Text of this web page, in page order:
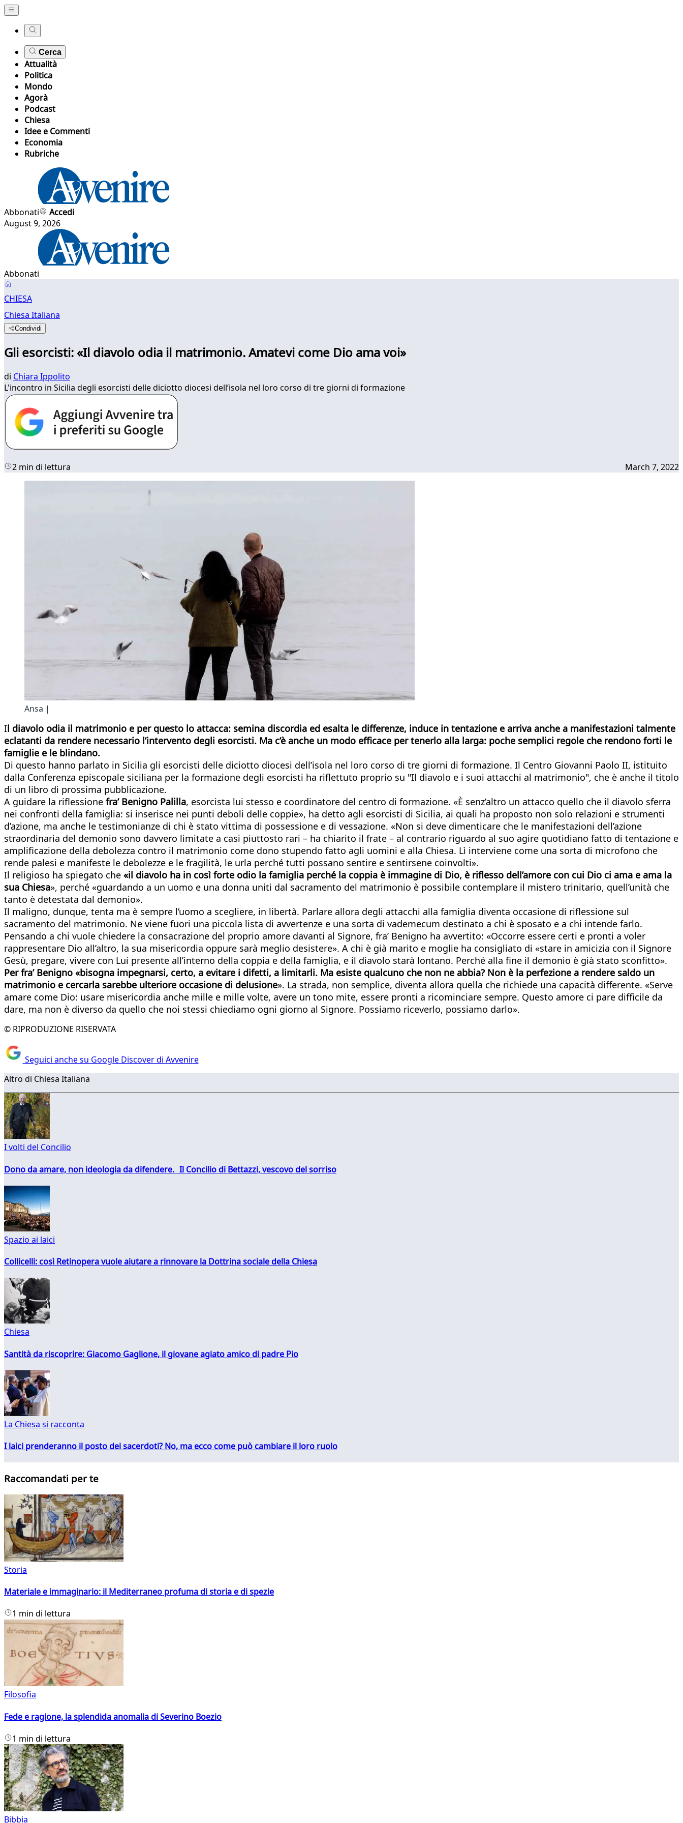
Cerca
Attualità
Politica
Mondo
Agorà
Podcast
Chiesa
Idee e Commenti
Economia
Rubriche
Abbonati
Accedi
August 9, 2026
Abbonati
CHIESA
Chiesa Italiana
Condividi
Gli esorcisti: «Il diavolo odia il matrimonio. Amatevi come Dio ama voi»
di Chiara Ippolito
L'incontro in Sicilia degli esorcisti delle diciotto diocesi dell’isola nel loro corso di tre giorni di formazione
2 min di lettura March 7, 2022
Ansa |
Il diavolo odia il matrimonio e per questo lo attacca: semina discordia ed esalta le differenze, induce in tentazione e arriva anche a manifestazioni talmente
eclatanti da rendere necessario l’intervento degli esorcisti. Ma c’è anche un modo efficace per tenerlo alla larga: poche semplici regole che rendono forti le
famiglie e le blindano.
Di questo hanno parlato in Sicilia gli esorcisti delle diciotto diocesi dell’isola nel loro corso di tre giorni di formazione. Il Centro Giovanni Paolo II, istituito
dalla Conferenza episcopale siciliana per la formazione degli esorcisti ha riflettuto proprio su "Il diavolo e i suoi attacchi al matrimonio", che è anche il titolo
di un libro di prossima pubblicazione.
A guidare la riflessione fra’ Benigno Palilla, esorcista lui stesso e coordinatore del centro di formazione. «È senz’altro un attacco quello che il diavolo sferra
nei confronti della famiglia: si inserisce nei punti deboli delle coppie», ha detto agli esorcisti di Sicilia, ai quali ha proposto non solo relazioni e strumenti
d’azione, ma anche le testimonianze di chi è stato vittima di possessione e di vessazione. «Non si deve dimenticare che le manifestazioni dell’azione
straordinaria del demonio sono davvero limitate a casi piuttosto rari – ha chiarito il frate – al contrario riguardo al suo agire quotidiano fatto di tentazione e
amplificazione della debolezza contro il matrimonio come dono stupendo fatto agli uomini e alla Chiesa. Lì interviene come una sorta di microfono che
rende palesi e manifeste le debolezze e le fragilità, le urla perché tutti possano sentire e sentirsene coinvolti».
Il religioso ha spiegato che «il diavolo ha in così forte odio la famiglia perché la coppia è immagine di Dio, è riflesso dell’amore con cui Dio ci ama e ama la
sua Chiesa», perché «guardando a un uomo e una donna uniti dal sacramento del matrimonio è possibile contemplare il mistero trinitario, quell’unità che
tanto è detestata dal demonio».
Il maligno, dunque, tenta ma è sempre l’uomo a scegliere, in libertà. Parlare allora degli attacchi alla famiglia diventa occasione di riflessione sul
sacramento del matrimonio. Ne viene fuori una piccola lista di avvertenze e una sorta di vademecum destinato a chi è sposato e a chi intende farlo.
Pensando a chi vuole chiedere la consacrazione del proprio amore davanti al Signore, fra’ Benigno ha avvertito: «Occorre essere certi e pronti a voler
rappresentare Dio all’altro, la sua misericordia oppure sarà meglio desistere». A chi è già marito e moglie ha consigliato di «stare in amicizia con il Signore
Gesù, pregare, vivere con Lui presente all’interno della coppia e della famiglia, e il diavolo starà lontano. Perché alla fine il demonio è già stato sconfitto».
Per fra’ Benigno «bisogna impegnarsi, certo, a evitare i difetti, a limitarli. Ma esiste qualcuno che non ne abbia? Non è la perfezione a rendere saldo un
matrimonio e cercarla sarebbe ulteriore occasione di delusione». La strada, non semplice, diventa allora quella che richiede una capacità differente. «Serve
amare come Dio: usare misericordia anche mille e mille volte, avere un tono mite, essere pronti a ricominciare sempre. Questo amore ci pare difficile da
dare, ma non è diverso da quello che noi stessi chiediamo ogni giorno al Signore. Possiamo riceverlo, possiamo darlo».
© RIPRODUZIONE RISERVATA
Seguici anche su Google Discover di Avvenire
Altro di Chiesa Italiana
I volti del Concilio
Dono da amare, non ideologia da difendere. Il Concilio di Bettazzi, vescovo del sorriso
Spazio ai laici
Collicelli: così Retinopera vuole aiutare a rinnovare la Dottrina sociale della Chiesa
Chiesa
Santità da riscoprire: Giacomo Gaglione, il giovane agiato amico di padre Pio
La Chiesa si racconta
I laici prenderanno il posto dei sacerdoti? No, ma ecco come può cambiare il loro ruolo
Raccomandati per te
Storia
Materiale e immaginario: il Mediterraneo profuma di storia e di spezie
1 min di lettura
Filosofia
Fede e ragione, la splendida anomalia di Severino Boezio
1 min di lettura
Bibbia